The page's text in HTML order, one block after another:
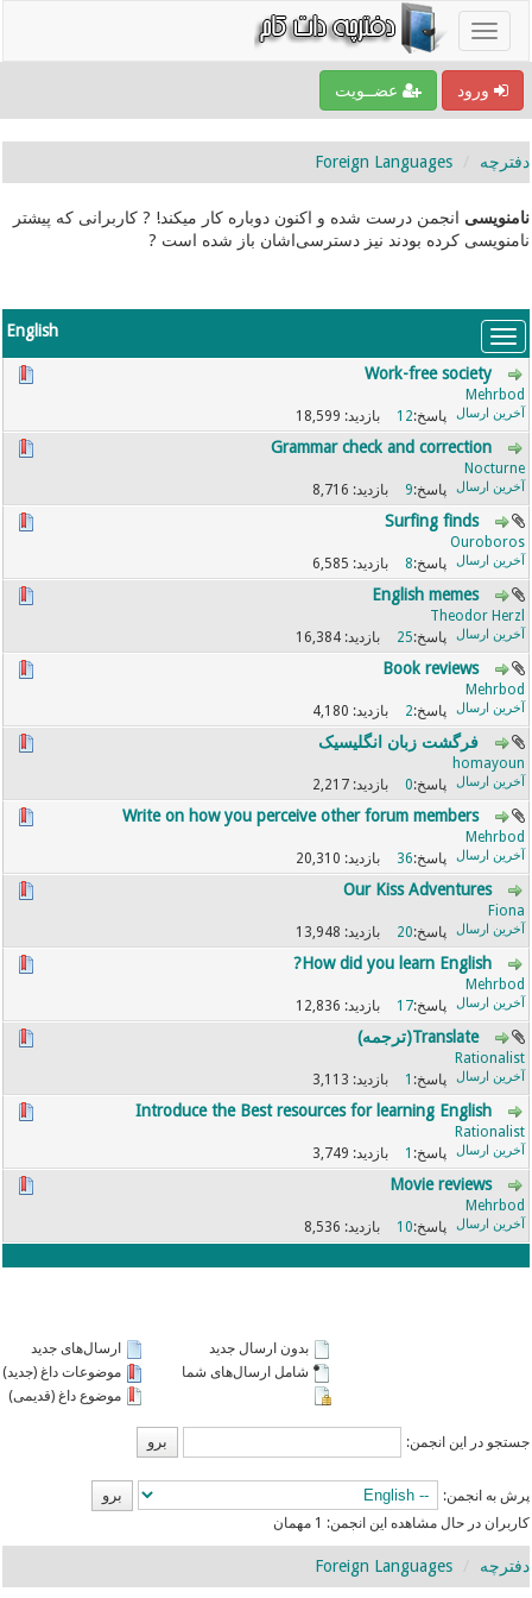
ورود عضــویت
دفترچه Foreign Languages
نامنویسی انجمن درست شده و اکنون دوباره کار میکند! ? کاربرانی که پیشتر
نامنویسی کرده بودند نیز دسترسی‌اشان باز شده است ?
English
Work-free society
Mehrbod
12
Grammar check and correction
Nocturne
9
Surfing finds
Ouroboros
8
English memes
Theodor Herzl
25
16,384
Book reviews
Mehrbod
2
فرگشت زبان انگلیسیک
homayoun
0
2,217
Write on how you perceive other forum members
Mehrbod
36
Our Kiss Adventures
Fiona
20
How did you learn English?
Mehrbod
17
Translate(ترجمه)
Rationalist
1
Introduce the Best resources for learning English
Rationalist
1
Movie reviews
Mehrbod
10
ارسال‌های جدید
موضوعات داغ (جدید)
موضوع داغ (قدیمی)
بدون ارسال جدید
شامل ارسال‌های شما
جستجو در این انجمن:
پرش به انجمن:
کاربران در حال مشاهده این انجمن: 1 مهمان
دفترچه Foreign Languages